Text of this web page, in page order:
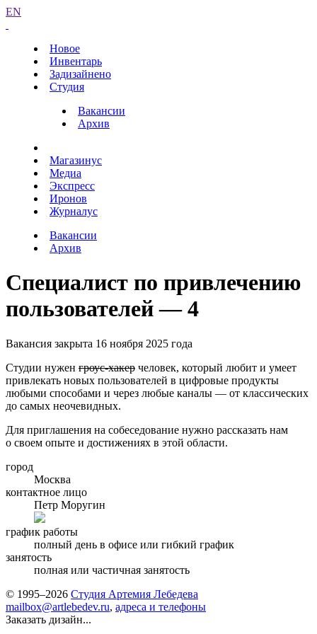
EN
Новое
Инвентарь
Задизайнено
Студия
Вакансии
Архив
Магазинус
Медиа
Экспресс
Иронов
Журналус
Вакансии
Архив
Специалист по привлечению
пользователей — 4
Вакансия закрыта 16 ноября 2025 года
Студии нужен гроус-хакер человек, который любит и умеет
привлекать новых пользователей в цифровые продукты
любыми способами и через любые каналы — от классических
до самых неочевидных.
Для приглашения на собеседование нужно рассказать нам
о своем опыте и достижениях в этой области.
город
Москва
контактное лицо
Петр Моругин
график работы
полный день в офисе или гибкий график
занятость
полная или частичная занятость
© 1995–2026 Студия Артемия Лебедева
mailbox@artlebedev.ru, адреса и телефоны
Заказать дизайн...